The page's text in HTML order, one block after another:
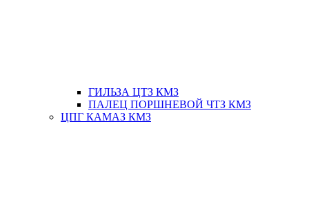
ГИЛЬЗА ЦТЗ КМЗ
ПАЛЕЦ ПОРШНЕВОЙ ЧТЗ КМЗ
ЦПГ КАМАЗ КМЗ